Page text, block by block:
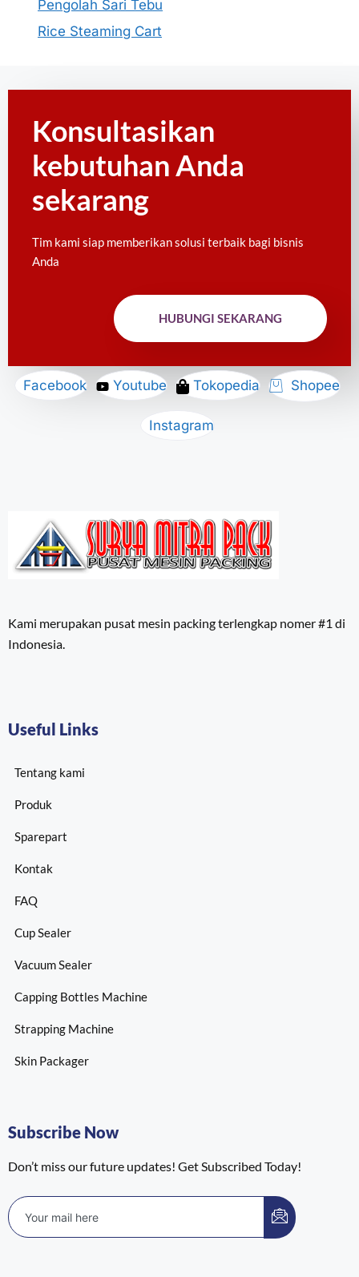
Pengolah Sari Tebu
Rice Steaming Cart
Konsultasikan
kebutuhan Anda
sekarang
Tim kami siap memberikan solusi terbaik bagi bisnis
Anda
HUBUNGI SEKARANG
Facebook Youtube Tokopedia Shopee
Instagram
Kami merupakan pusat mesin packing terlengkap nomer #1 di
Indonesia.
Useful Links
Tentang kami
Produk
Sparepart
Kontak
FAQ
Cup Sealer
Vacuum Sealer
Capping Bottles Machine
Strapping Machine
Skin Packager
Subscribe Now
Don’t miss our future updates! Get Subscribed Today!